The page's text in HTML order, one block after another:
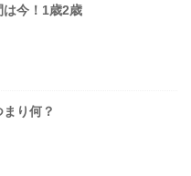
今！1歳2歳
り何？